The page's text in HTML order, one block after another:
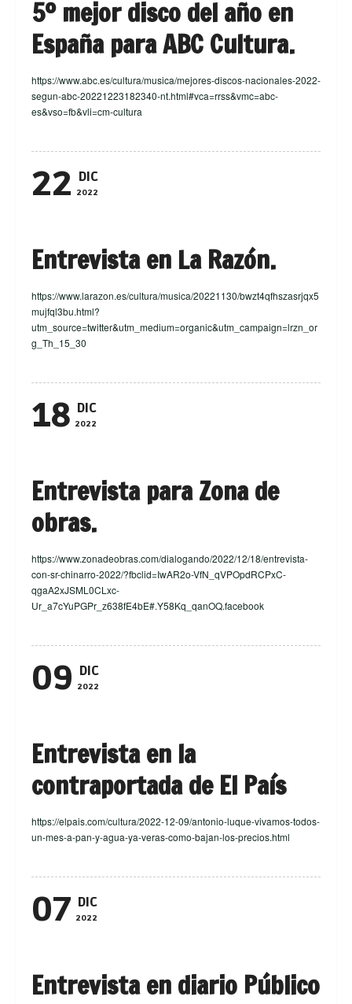
5º mejor disco del año en
España para ABC Cultura.
https://www.abc.es/cultura/musica/mejores-discos-nacionales-2022-
segun-abc-20221223182340-nt.html#vca=rrss&vmc=abc-
es&vso=fb&vli=cm-cultura
22 DIC
2022
Entrevista en La Razón.
https://www.larazon.es/cultura/musica/20221130/bwzt4qfhszasrjqx5
mujfql3bu.html?
utm_source=twitter&utm_medium=organic&utm_campaign=lrzn_or
g_Th_15_30
18 DIC
2022
Entrevista para Zona de
obras.
https://www.zonadeobras.com/dialogando/2022/12/18/entrevista-
con-sr-chinarro-2022/?fbclid=IwAR2o-VfN_qVPOpdRCPxC-
qgaA2xJSML0CLxc-
Ur_a7cYuPGPr_z638fE4bE#.Y58Kq_qanOQ.facebook
09 DIC
2022
Entrevista en la
contraportada de El País
https://elpais.com/cultura/2022-12-09/antonio-luque-vivamos-todos-
un-mes-a-pan-y-agua-ya-veras-como-bajan-los-precios.html
07 DIC
2022
Entrevista en diario Público